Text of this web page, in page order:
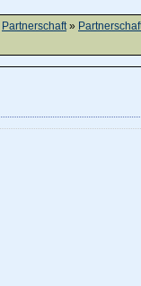
Partnerschaft»